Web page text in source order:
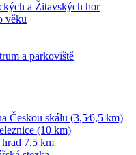
a Žitavských hor
věku
a parkoviště
Českou skálu (3,5⁄6,5 km)
(10 km)
7,5 km